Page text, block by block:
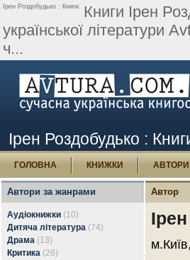
Ірен Роздобудько : Книги. Книги Ірен
української літератури
ч...
Ірен Роздобудько :
ГОЛОВНА КНИЖКИ АВТОРИ
Автори за жанрами
Аудіокнижки (10)
Дитяча література (74)
Драма (13)
Критика (26)
Автор